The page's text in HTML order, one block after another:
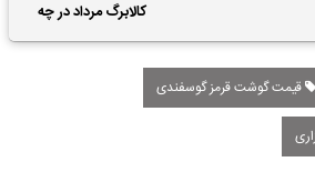
کالابرگ مرداد در چه
تاریخی واریز خواهد شد؟
قیمت گوشت قرمز گوسفندی